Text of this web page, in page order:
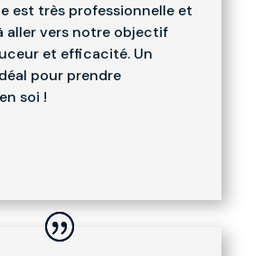
est très professionnelle et
aller vers notre objectif
et efficacité. Un
pour prendre
soi !